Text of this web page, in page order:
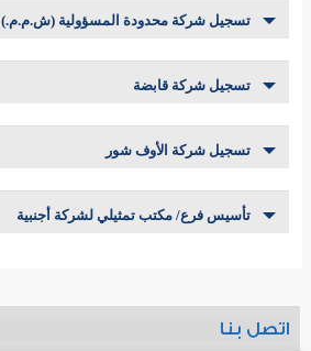
تسجيل شركة محدودة المسؤولية (ش.م.م.)
تسجيل شركة قابضة
تسجيل شركة الأوف شور
تأسيس فرع/ مكتب تمثيلي لشركة أجنبية
اتصل بنا